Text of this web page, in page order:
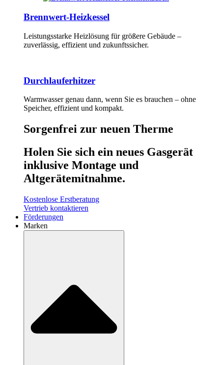
Brennwert-Heizkessel
Leistungsstarke Heizlösung für größere Gebäude –
zuverlässig, effizient und zukunftssicher.
Durchlauferhitzer
Warmwasser genau dann, wenn Sie es brauchen – ohne
Speicher, effizient und kompakt.
Sorgenfrei zur neuen Therme
Holen Sie sich ein neues Gasgerät
inklusive Montage und
Altgerätemitnahme.
Kostenlose Erstberatung
Vertrieb kontaktieren
Förderungen
Marken